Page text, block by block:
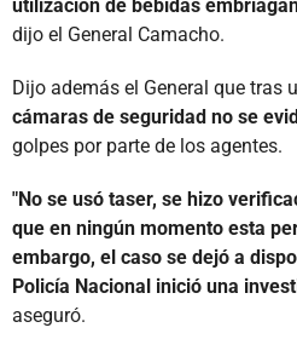
utilización de bebidas
dijo el General Camacho.
Dijo además el General que tras
cámaras de seguridad no se
golpes por parte de los agentes.
"No se usó taser, se hizo
que en ningún momento esta
embargo, el caso se dejó a
Policía Nacional inició una
aseguró.